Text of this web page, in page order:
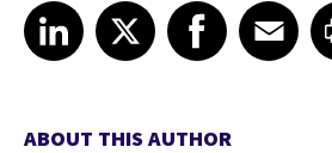
Share article on LinkedIn
LinkedIn
Share article on XShare article on Facebook
Facebook
Share article on
Email
ABOUT THIS AUTHOR